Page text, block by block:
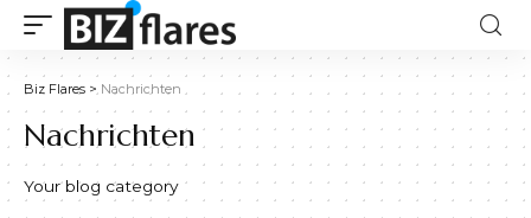
Biz Flares > Nachrichten
Nachrichten
Your blog category